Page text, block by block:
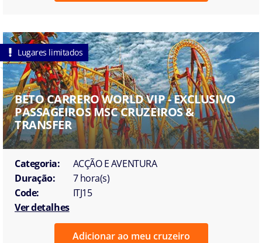
Lugares limitados
BETO CARRERO WORLD VIP - EXCLUSIVO
PASSAGEIROS MSC CRUZEIROS &
TRANSFER
Categoria:
ACÇÃO E AVENTURA
Duração:
7 hora(s)
Code:
ITJ15
Ver detalhes
Adicionar ao meu cruzeiro